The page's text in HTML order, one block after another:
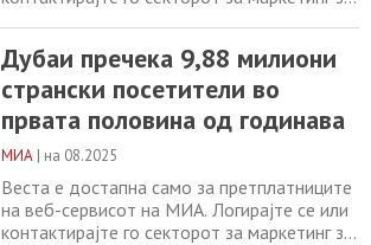
милиони странски посетители во првата
половина од годинава Кина повторно
воведe портокаловo ниво за опасност од
дождовни бури Еден загинат, 11
повредени во судар
Дубаи пречека 9,88 милиони
странски посетители во
првата половина од годинава
МИА | на 08.2025
Веста е достапна само за претплатниците
на веб-сервисот на МИА. Логирајте се или
контактирајте го секторот за маркетинг за